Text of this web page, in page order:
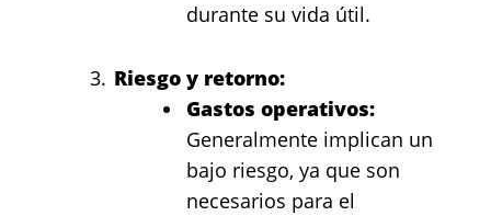
durante su vida útil.
Riesgo y retorno:
Gastos operativos:
Generalmente implican un
bajo riesgo, ya que son
necesarios para el